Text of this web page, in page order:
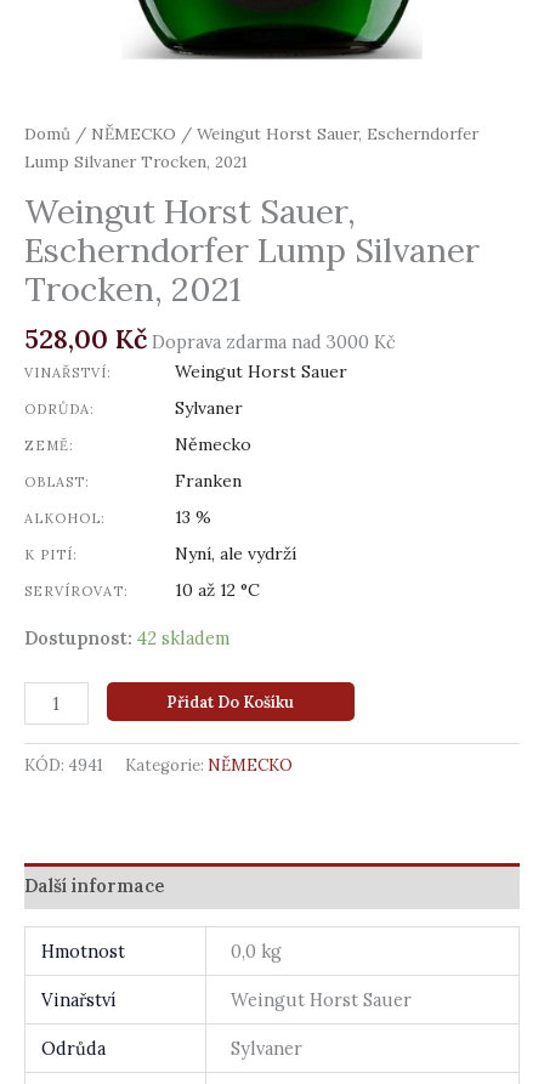
Domů / NĚMECKO / Weingut Horst Sauer, Escherndorfer
Lump Silvaner Trocken, 2021
Weingut Horst Sauer,
Escherndorfer Lump Silvaner
Trocken, 2021
528,00 Kč Doprava zdarma nad 3000 Kč
VINAŘSTVÍ: Weingut Horst Sauer
ODRŮDA: Sylvaner
ZEMĚ: Německo
OBLAST: Franken
ALKOHOL: 13 %
K PITÍ: Nyní, ale vydrží
SERVÍROVAT: 10 až 12 °C
Dostupnost: 42 skladem
Přidat Do Košíku
KÓD: 4941 Kategorie: NĚMECKO
Další informace
Hmotnost 0,0 kg
Vinařství Weingut Horst Sauer
Odrůda Sylvaner